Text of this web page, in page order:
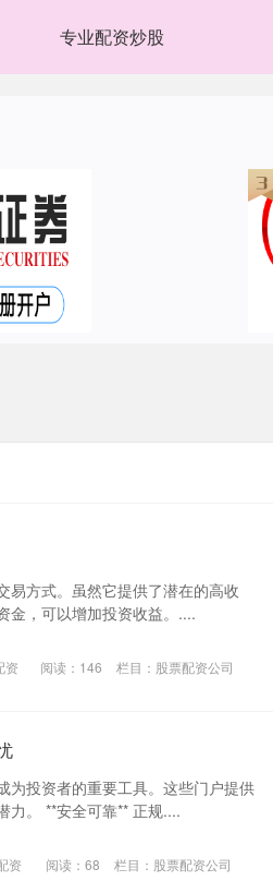
专业配资炒股
易方式。虽然它提供了潜在的高收
金，可以增加投资收益。....
资 阅读： 146 栏目： 股票配资公司
为投资者的重要工具。这些门户提供
力。 **安全可靠** 正规....
资 阅读： 68 栏目： 股票配资公司